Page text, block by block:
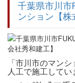
千葉県市川市
ンション【株
「市川市のマン
人工で施工してい